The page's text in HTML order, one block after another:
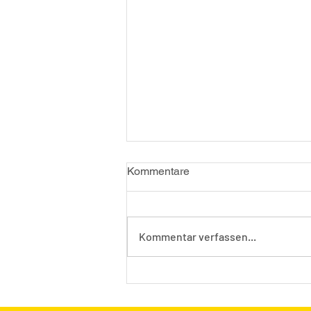
Kommentare
Kommentar verfassen...